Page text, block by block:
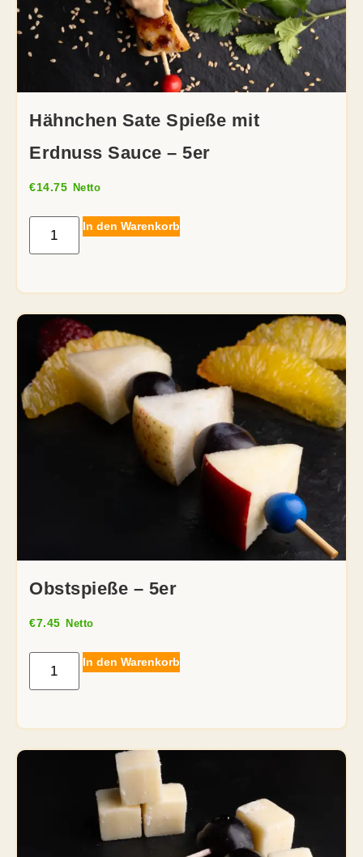
Hähnchen Sate Spieße mit
Erdnuss Sauce – 5er
€14.75 Netto
In den Warenkorb
Obstspieße – 5er
€7.45 Netto
In den Warenkorb